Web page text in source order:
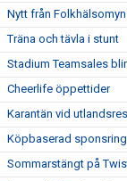
Nytt från
Träna och tävla i stunt
Stadium Teamsales
Cheerlife öppettider
Karantän vid
Köpbaserad sponsring
Sommarstängt på